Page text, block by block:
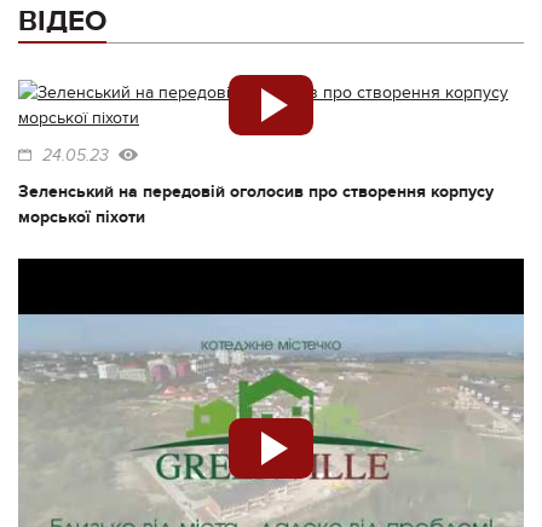
ВІДЕО
24.05.23
Зеленський на передовій оголосив про створення корпусу
морської піхоти